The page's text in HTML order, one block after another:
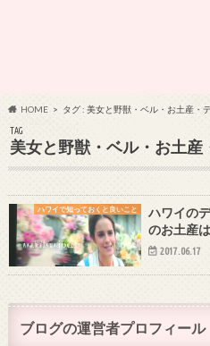
HOME タグ : 美女と野獣・ベル・お土産・
TAG
美女と野獣・ベル・お土産
ハワイで知っておくと良いこと
ハワイの
のお土産
2017.06.17
ブログの運営者プロフィール